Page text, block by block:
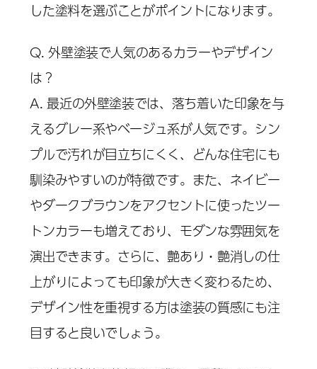
した塗料を選ぶことがポイントになります。
Q. 外壁塗装で人気のあるカラーやデザイン
は？
A. 最近の外壁塗装では、落ち着いた印象を与
えるグレー系やベージュ系が人気です。シン
プルで汚れが目立ちにくく、どんな住宅にも
馴染みやすいのが特徴です。また、ネイビー
やダークブラウンをアクセントに使ったツー
トンカラーも増えており、モダンな雰囲気を
演出できます。さらに、艶あり・艶消しの仕
上がりによっても印象が大きく変わるため、
デザイン性を重視する方は塗装の質感にも注
目すると良いでしょう。